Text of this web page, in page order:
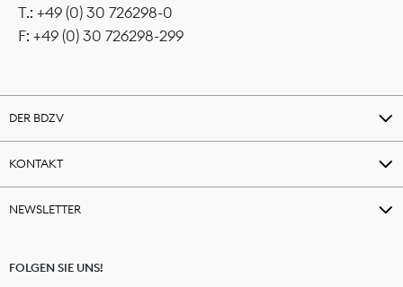
T.: +49 (0) 30 726298-0
F: +49 (0) 30 726298-299
DER BDZV
KONTAKT
NEWSLETTER
FOLGEN SIE UNS!